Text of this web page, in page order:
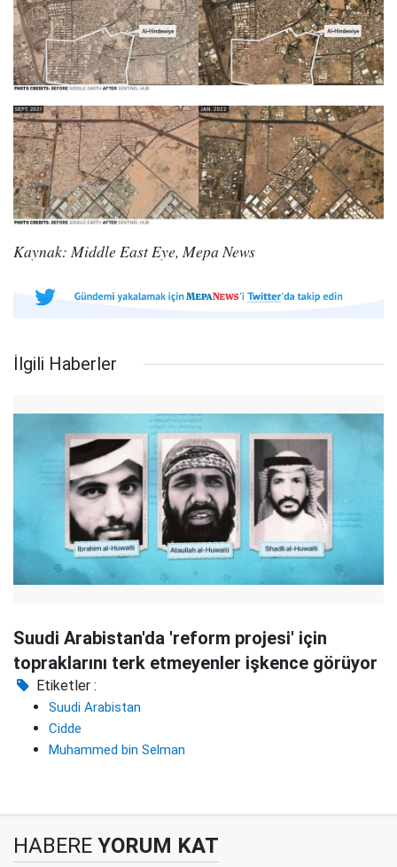
Kaynak: Middle East Eye, Mepa News
İlgili Haberler
Suudi Arabistan'da 'reform projesi' için
topraklarını terk etmeyenler işkence görüyor
Etiketler :
Suudi Arabistan
Cidde
Muhammed bin Selman
HABERE YORUM KAT